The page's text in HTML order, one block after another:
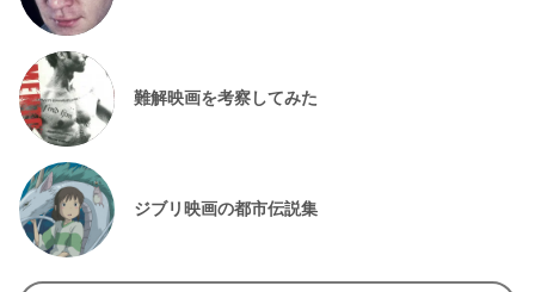
難解映画を考察してみた
ジブリ映画の都市伝説集